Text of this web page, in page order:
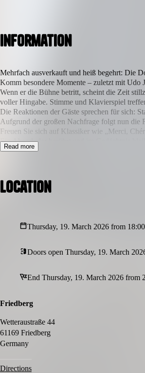
Information
Mehrfach ausverkauft und heiß begehrt: Die
Komm besondere Momente – zuletzt mit Udo
Wenn er die Bühne betritt, scheint die Zeit
voller Hingabe. Stimme und Klavierspiel
Die Reaktionen der Gäste sprechen für sich:
Aufgrund der großen Nachfrage folgt nun die
Freuen Sie sich auf Klassiker wie „Merci,
Ein Abend, der berührt und im Gedächtnis
Read more
Location
Thursday, 19. March 2026 from
Doors open Thursday, 19. March
End Thursday, 19. March 2026 from
Friedberg
Wetteraustraße 44
61169 Friedberg
Germany
Directions